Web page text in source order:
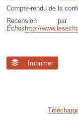
Compte-rendu de la
Recension
Échos http://
Imprimer